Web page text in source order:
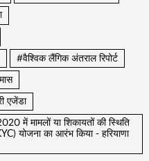
#वैश्विक लैंगिक अंतराल रिपोर्ट
एजेंडा
में मामलों या शिकायतों की स्थिति
योजना का आरंभ किया - हरियाणा